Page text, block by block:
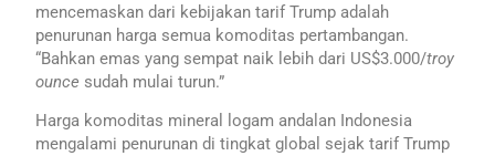
mencemaskan dari kebijakan tarif Trump adalah
penurunan harga semua komoditas pertambangan.
“Bahkan emas yang sempat naik lebih dari US$3.000/troy
ounce sudah mulai turun.”
Harga komoditas mineral logam andalan Indonesia
mengalami penurunan di tingkat global sejak tarif Trump